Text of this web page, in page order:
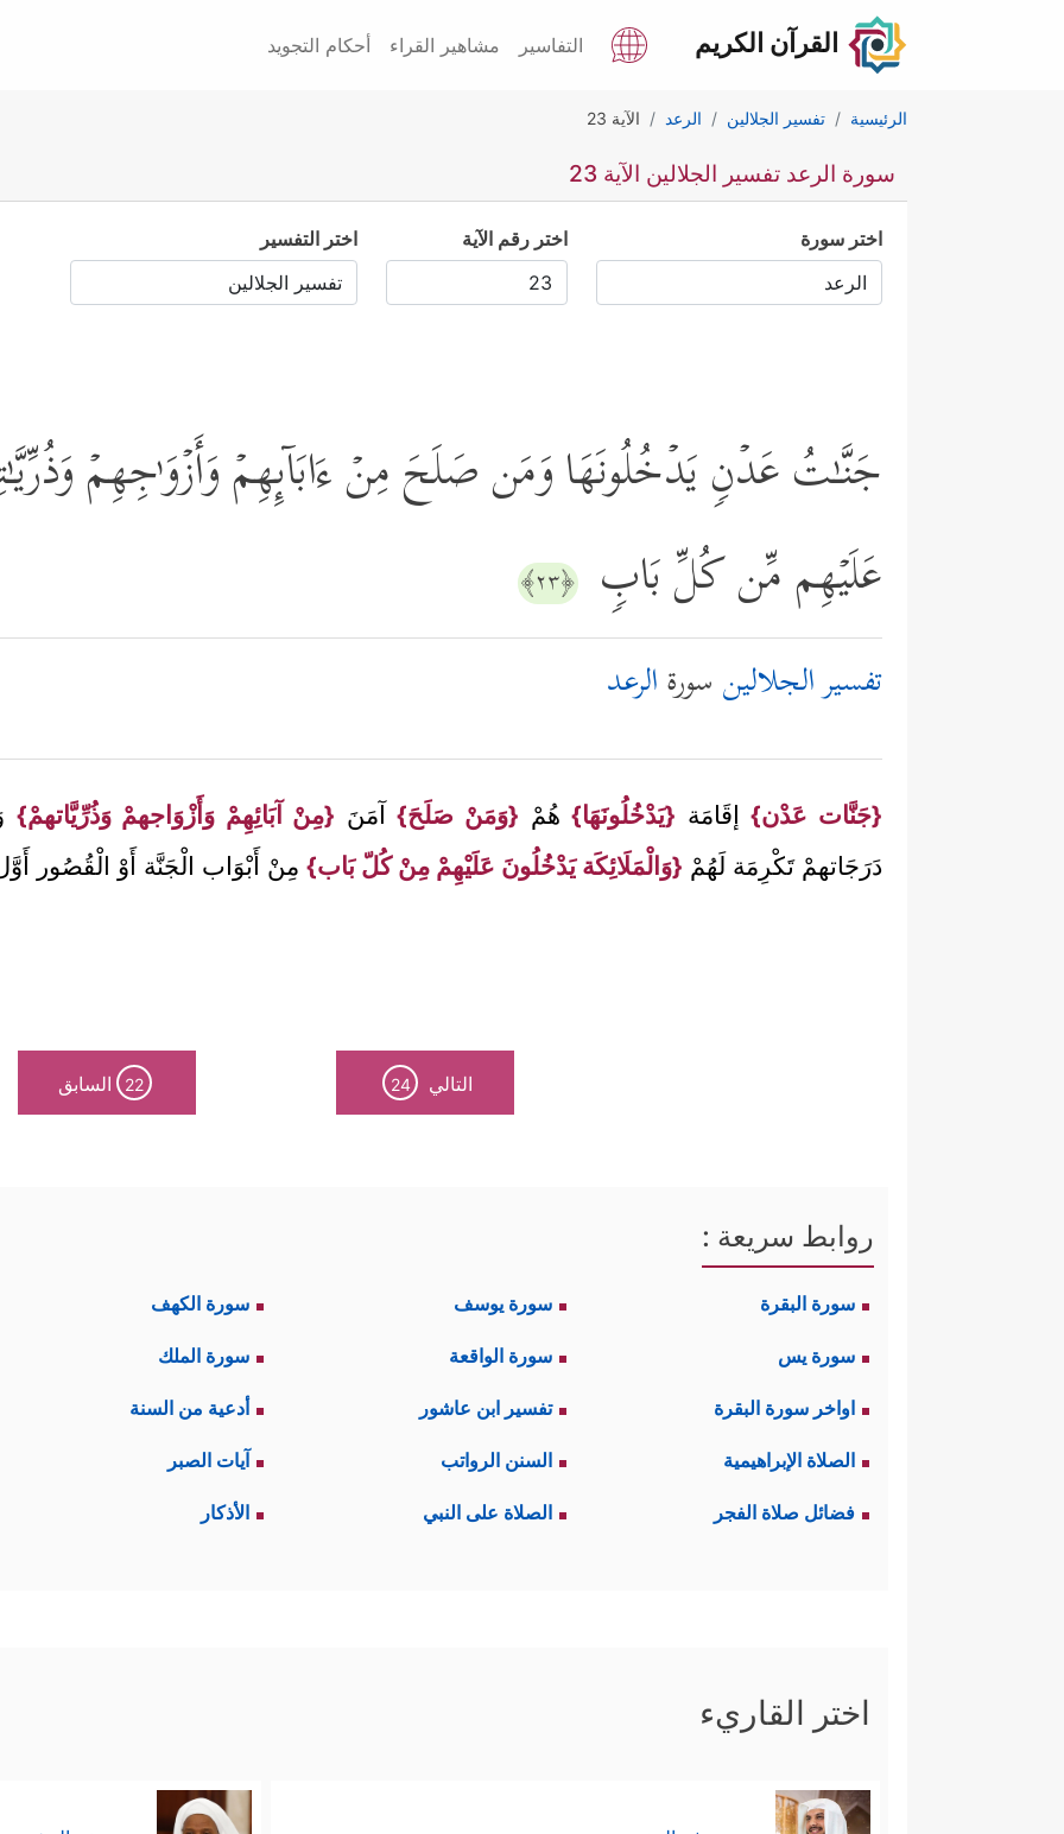
القرآن الكريم التفاسير مشاهير القراء أحكام التجويد
الرئيسية تفسير الجلالين الرعد الآية 23
سورة الرعد تفسير الجلالين الآية 23
اختر سورة اختر رقم الآية اختر التفسير
جَنَّـٰتُ عَدۡنࣲ یَدۡخُلُونَهَا وَمَن صَلَحَ مِنۡ ءَابَاۤىِٕهِمۡ وَأَزۡوَ ٰ⁠جِهِمۡ
عَلَیۡهِم مِّن كُلِّ بَابࣲ ﴿٢٣﴾
تفسير الجلالين سورةالرعد
{جَنَّات عَدْن}إقَامَة {يَدْخُلُونَهَا}هُمْ {وَمَنْ صَلَحَ}آمَنَ {مِنْ آبَائِهِمْ وَأَزْوَاجهمْ وَذُرِّيَّاتهمْ}
دَرَجَاتهمْ تَكْرِمَة لَهُمْ {وَالْمَلَائِكَة يَدْخُلُونَ عَلَيْهِمْ مِنْ كُلّ بَاب} مِنْ أَبْوَاب الْجَنَّة أَوْ الْقُصُور
التالي 24
22 السابق
روابط سريعة :
سورة البقرة سورة يوسف سورة الكهف
سورة يس سورة الواقعة سورة الملك
اواخر سورة البقرة تفسير ابن عاشور أدعية من السنة
الصلاة الإبراهيمية السنن الرواتب آيات الصبر
فضائل صلاة الفجر الصلاة على النبي الأذكار
اختر القاريء